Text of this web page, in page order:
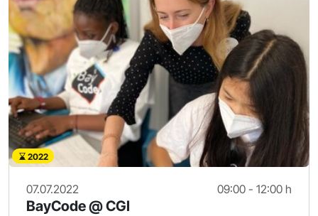
2022
07.07.2022 09:00 - 12:00 h
BayCode @ CGI